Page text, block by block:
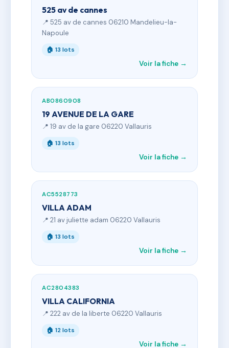
525 av de cannes
📍 525 av de cannes 06210 Mandelieu-la-
Napoule
🏠 13 lots
Voir la fiche →
AB0860908
19 AVENUE DE LA GARE
📍 19 av de la gare 06220 Vallauris
🏠 13 lots
Voir la fiche →
AC5528773
VILLA ADAM
📍 21 av juliette adam 06220 Vallauris
🏠 13 lots
Voir la fiche →
AC2804383
VILLA CALIFORNIA
📍 222 av de la liberte 06220 Vallauris
🏠 12 lots
Voir la fiche →